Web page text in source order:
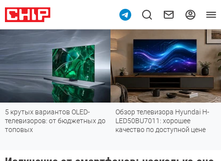
5 крутых вариантов OLED-
телевизоров: от бюджетных до
топовых
Обзор телевизора Hyundai H-
LED50BU7011: хорошее
качество по доступной цене